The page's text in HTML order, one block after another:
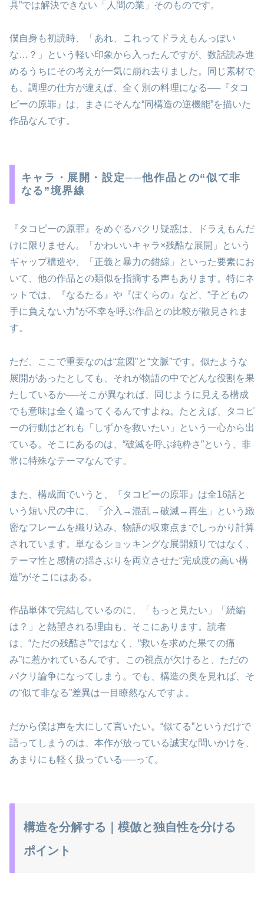
具”では解決できない「人間の業」そのものです。
僕自身も初読時、「あれ、これってドラえもんっぽい
な…？」という軽い印象から入ったんですが、数話読み進
めるうちにその考えが一気に崩れ去りました。同じ素材で
も、調理の仕方が違えば、全く別の料理になる──『タコ
ピーの原罪』は、まさにそんな“同構造の逆機能”を描いた
作品なんです。
キャラ・展開・設定──他作品との“似て非
なる”境界線
『タコピーの原罪』をめぐるパクリ疑惑は、ドラえもんだ
けに限りません。「かわいいキャラ×残酷な展開」という
ギャップ構造や、「正義と暴力の錯綜」といった要素にお
いて、他の作品との類似を指摘する声もあります。特にネ
ットでは、『なるたる』や『ぼくらの』など、“子どもの
手に負えない力”が不幸を呼ぶ作品との比較が散見されま
す。
ただ、ここで重要なのは“意図”と“文脈”です。似たような
展開があったとしても、それが物語の中でどんな役割を果
たしているか──そこが異なれば、同じように見える構成
でも意味は全く違ってくるんですよね。たとえば、タコピ
ーの行動はどれも「しずかを救いたい」という一心から出
ている。そこにあるのは、“破滅を呼ぶ純粋さ”という、非
常に特殊なテーマなんです。
また、構成面でいうと、『タコピーの原罪』は全16話と
いう短い尺の中に、「介入→混乱→破滅→再生」という緻
密なフレームを織り込み、物語の収束点までしっかり計算
されています。単なるショッキングな展開頼りではなく、
テーマ性と感情の揺さぶりを両立させた“完成度の高い構
造”がそこにはある。
作品単体で完結しているのに、「もっと見たい」「続編
は？」と熱望される理由も、そこにあります。読者
は、“ただの残酷さ”ではなく、“救いを求めた果ての痛
み”に惹かれているんです。この視点が欠けると、ただの
パクリ論争になってしまう。でも、構造の奥を見れば、そ
の“似て非なる”差異は一目瞭然なんですよ。
だから僕は声を大にして言いたい。“似てる”というだけで
語ってしまうのは、本作が放っている誠実な問いかけを、
あまりにも軽く扱っている──って。
構造を分解する｜模倣と独自性を分ける
ポイント